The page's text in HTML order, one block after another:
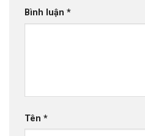
Bình luận *
Tên *